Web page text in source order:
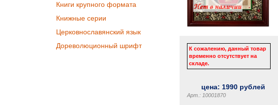
Книги крупного формата
Книжные серии
Церковнославянский язык
Дореволюционный шрифт
К сожалению, данный товар
временно отсутствует на
складе.
цена: 1990 рублей
Арт.: 10001870